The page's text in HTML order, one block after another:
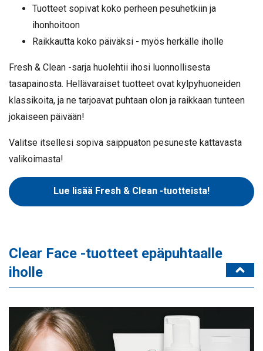
Tuotteet sopivat koko perheen pesuhetkiin ja
ihonhoitoon
Raikkautta koko päiväksi - myös herkälle iholle
Fresh & Clean -sarja huolehtii ihosi luonnollisesta
tasapainosta. Hellävaraiset tuotteet ovat kylpyhuoneiden
klassikoita, ja ne tarjoavat puhtaan olon ja raikkaan tunteen
jokaiseen päivään!
Valitse itsellesi sopiva saippuaton pesuneste kattavasta
valikoimasta!
Lue lisää Fresh & Clean -tuotteista!
Clear Face -tuotteet epäpuhtaalle
iholle